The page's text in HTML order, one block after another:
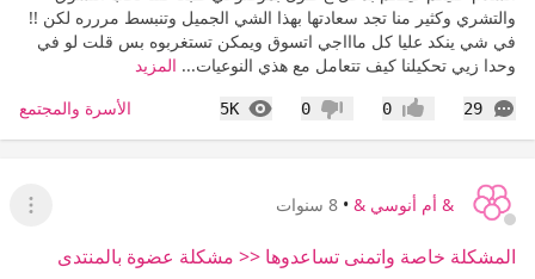
والتشري وكثير منا تجد سعادتها بهذا الشي الجميل وتنبسط مررره لكن !!
في شي ينكد عليا كل ماااجي اتسوق ويمكن تستغربوه بس قلت لو في
وحدا زيي تحكيلنا كيف تتعامل مع هذي النوعيات... المزيد
29
التعليقات إعجاب0 عدم إعجاب
0
5K
المشاهدات الأسرة والمجتمع
& أم أنوسي & • 8 سنوات
عرض
المشكلة خاصة واتمنى تساعدوها << مشكلة عضوة بالمنتدى